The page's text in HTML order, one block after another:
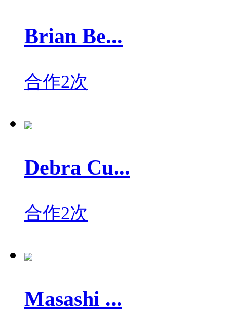
Brian Be...
合作2次
Debra Cu...
合作2次
Masashi ...